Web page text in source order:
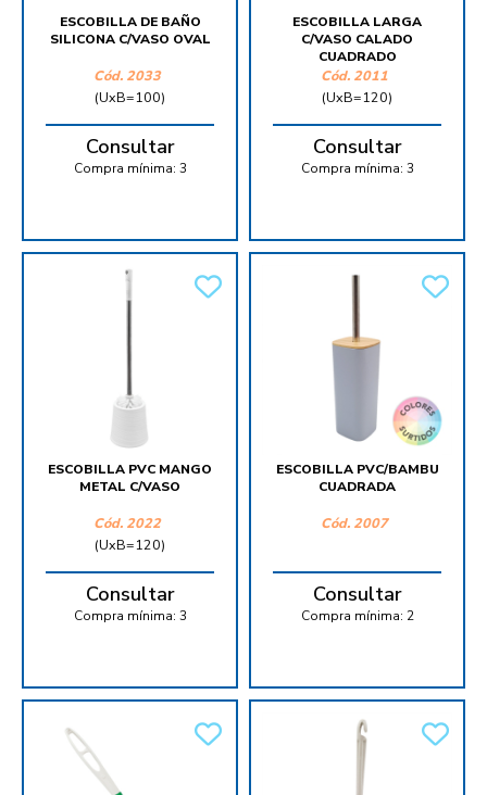
ESCOBILLA DE BAÑO
SILICONA C/VASO OVAL
Cód. 2033
(UxB=100)
Consultar
Compra mínima: 3
ESCOBILLA LARGA
C/VASO CALADO
CUADRADO
Cód. 2011
(UxB=120)
Consultar
Compra mínima: 3
ESCOBILLA PVC MANGO
METAL C/VASO
Cód. 2022
(UxB=120)
Consultar
Compra mínima: 3
ESCOBILLA PVC/BAMBU
CUADRADA
Cód. 2007
Consultar
Compra mínima: 2